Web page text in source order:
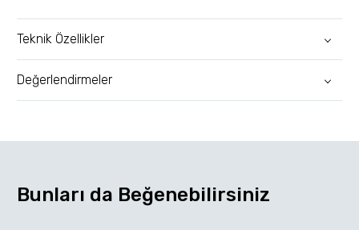
Teknik Özellikler
Değerlendirmeler
Bunları da Beğenebilirsiniz